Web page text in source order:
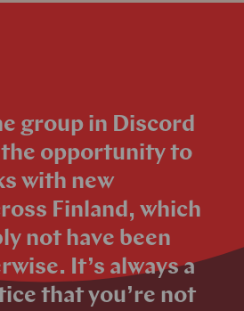
group in Discord
the opportunity to
with new
Finland, which
not have been
It’s always a
that you’re not